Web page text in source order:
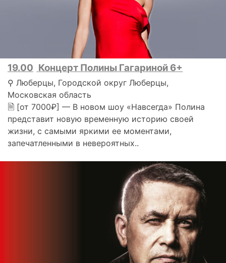
19.00 Концерт Полины Гагариной 6+
⚲ Люберцы, Городской округ Люберцы,
Московская область
🗎 [от 7000₽] — В новом шоу «Навсегда» Полина
представит новую временную историю своей
жизни, с самыми яркими ее моментами,
запечатленными в невероятных..